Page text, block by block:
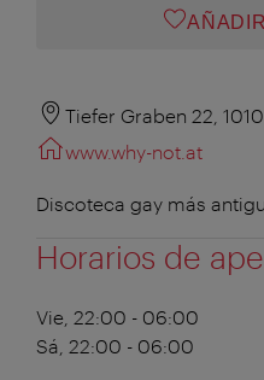
Tiefer Graben 22,
www.why-not.at
Discoteca gay más
Horarios de
Vie, 22:00 - 06:00
Sá, 22:00 - 06:00